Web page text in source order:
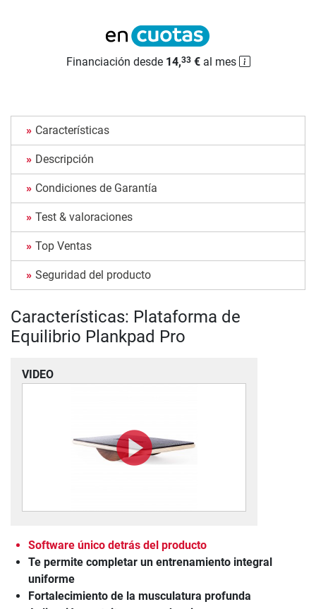
Financiación desde 14,33€al mes
Características
Descripción
Condiciones de Garantía
Test & valoraciones
Top Ventas
Seguridad del producto
Características: Plataforma de
Equilibrio Plankpad Pro
VIDEO
Software único detrás del producto
Te permite completar un entrenamiento integral
uniforme
Fortalecimiento de la musculatura profunda